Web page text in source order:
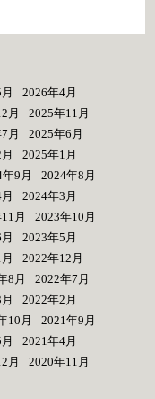
2026年4月
月
2025年11月
月
2025年6月
2025年1月
9月
2024年8月
2024年3月
月
2023年10月
2023年5月
2022年12月
8月
2022年7月
2022年2月
10月
2021年9月
2021年4月
月
2020年11月